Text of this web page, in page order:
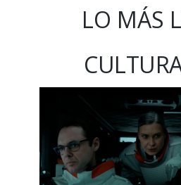
LO MÁS